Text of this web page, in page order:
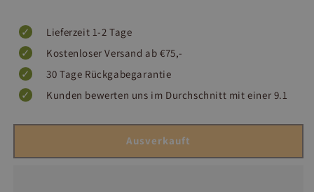
Lieferzeit 1-2 Tage
Kostenloser Versand ab €75,-
30 Tage Rückgabegarantie
Kunden bewerten uns im Durchschnitt mit einer 9.1
Ausverkauft